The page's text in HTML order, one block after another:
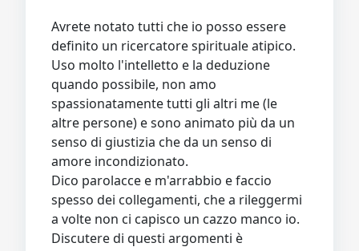
Avrete notato tutti che io posso essere
definito un ricercatore spirituale atipico.
Uso molto l'intelletto e la deduzione
quando possibile, non amo
spassionatamente tutti gli altri me (le
altre persone) e sono animato più da un
senso di giustizia che da un senso di
amore incondizionato.
Dico parolacce e m'arrabbio e faccio
spesso dei collegamenti, che a rileggermi
a volte non ci capisco un cazzo manco io.
Discutere di questi argomenti è